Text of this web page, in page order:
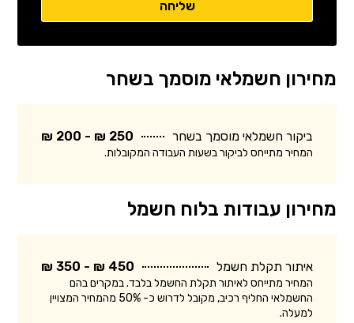
מחירון חשמלאי מוסמך בשחר
ביקור חשמלאי מוסמך בשחר 250 ₪ - 200 ₪
המחיר מתייחס לביקור בשעות העבודה המקובלות.
מחירון עבודות בלוח חשמל
איתור תקלת חשמל 450 ₪ - 350 ₪
המחיר מתייחס לאיתור תקלת החשמל בלבד. במקרים בהם
החשמלאי החליף רכיב, מקובל לדרוש כ- 50% מהמחיר המצויין
למעלה.